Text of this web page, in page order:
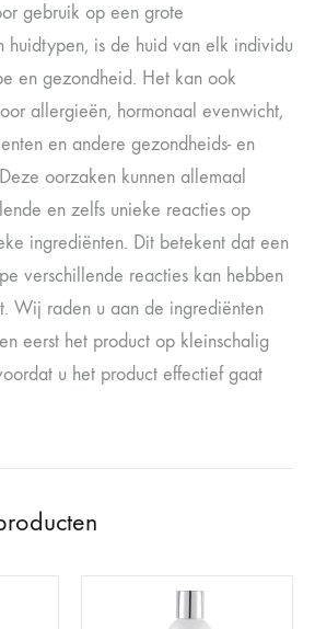
gebruik op een grote
huidtypen, is de huid van elk individu
en gezondheid. Het kan ook
allergieën, hormonaal evenwicht,
en andere gezondheids- en
oorzaken kunnen allemaal
en zelfs unieke reacties op
ingrediënten. Dit betekent dat een
verschillende reacties kan hebben
Wij raden u aan de ingrediënten
eerst het product op kleinschalig
u het product effectief gaat